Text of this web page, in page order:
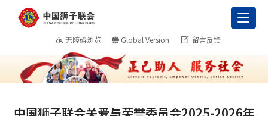
无障碍浏览 Global Version 留言反馈
中国狮子联会关爱与荣誉委员会2025-2026年